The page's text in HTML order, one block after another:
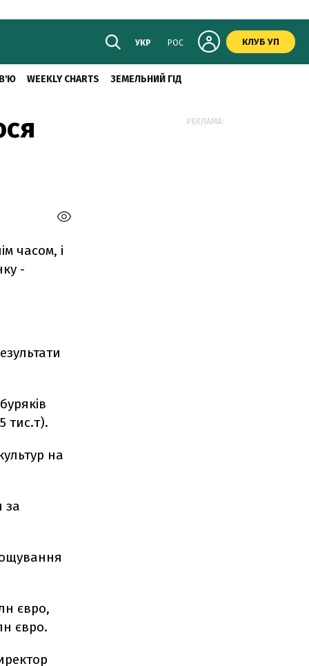
УКР РОС КЛУБ УП
WEEKLY CHARTS ЗЕМЕЛЬНИЙ ГІД
часом, і
-
тис.т).
на
за
євро,
євро.
РЕКЛАМА: